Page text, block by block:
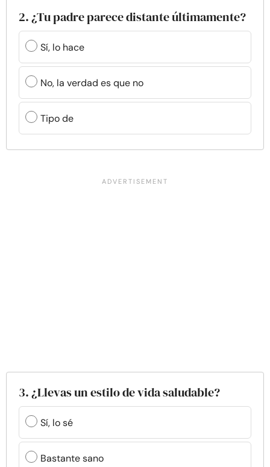
2. ¿Tu padre parece distante últimamente?
Sí, lo hace
No, la verdad es que no
Tipo de
3. ¿Llevas un estilo de vida saludable?
Sí, lo sé
Bastante sano